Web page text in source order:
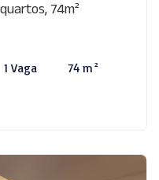
74m²
1 Vaga 74 m²